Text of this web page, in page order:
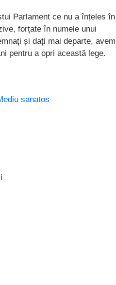
Parlament ce nu a înțeles în
forțate în numele unui
și dați mai departe, avem
pentru a opri această lege.
sanatos